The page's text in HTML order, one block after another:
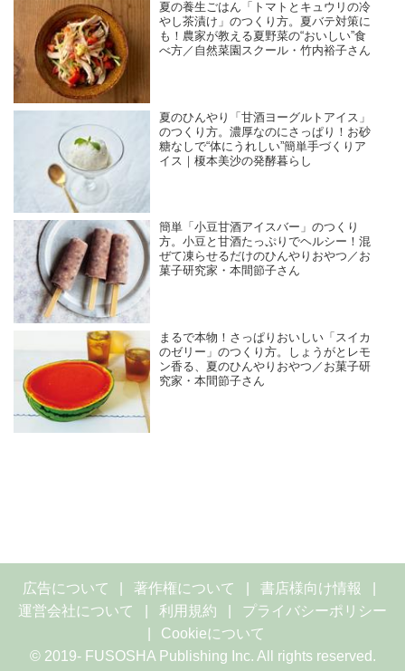
夏の養生ごはん「トマトとキュウリの冷
やし茶漬け」のつくり方。夏バテ対策に
も！農家が教える夏野菜の“おいしい”食
べ方／自然菜園スクール・竹内裕子さん
夏のひんやり「甘酒ヨーグルトアイス」
のつくり方。濃厚なのにさっぱり！お砂
糖なしで“体にうれしい”簡単手づくりア
イス｜榎本美沙の発酵暮らし
簡単「小豆甘酒アイスバー」のつくり
方。小豆と甘酒たっぷりでヘルシー！混
ぜて凍らせるだけのひんやりおやつ／お
菓子研究家・本間節子さん
まるで本物！さっぱりおいしい「スイカ
のゼリー」のつくり方。しょうがとレモ
ン香る、夏のひんやりおやつ／お菓子研
究家・本間節子さん
広告について 著作権について
書店様向け情報
運営会社について
利用規約
プライバシーポリシー
Cookieについて
© 2019- FUSOSHA Publishing Inc. All rights reserved.